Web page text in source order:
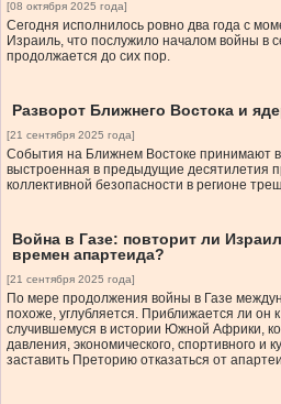
[08 октября 2025 года]
Сегодня исполнилось ровно два года с
Израиль, что послужило началом войны в
продолжается до сих пор.
Разворот Ближнего Востока и
[21 сентября 2025 года]
События на Ближнем Востоке принимают
выстроенная в предыдущие десятилетия
коллективной безопасности в регионе
Война в Газе: повторит ли
времен апартеида?
[21 сентября 2025 года]
По мере продолжения войны в Газе
похоже, углубляется. Приближается ли он
случившемуся в истории Южной Африки,
давления, экономического, спортивного и
заставить Преторию отказаться от